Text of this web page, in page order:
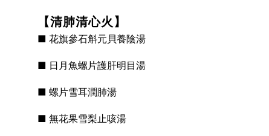
【清肺清心火】
■ 花旗參石斛元貝養陰湯
■ 日月魚螺片護肝明目湯
■ 螺片雪耳潤肺湯
■ 無花果雪梨止咳湯